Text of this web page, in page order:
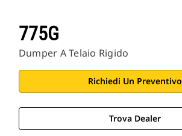
775G
Dumper A Telaio Rigido
Richiedi Un Preventivo
Trova Dealer